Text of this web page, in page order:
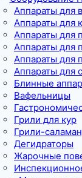
Аппараты для
Аппараты для
Аппараты для
Аппараты для
Аппараты для
Аппараты для
Блинные
Вафельницы
Грили для кур
Грили-
Дегидраторы
Жарочные